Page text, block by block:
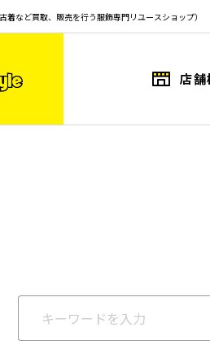
着など買取、販売を行う服飾専門リユースショップ）
店舗